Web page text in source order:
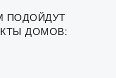
ПОДОЙДУТ
ДОМОВ: